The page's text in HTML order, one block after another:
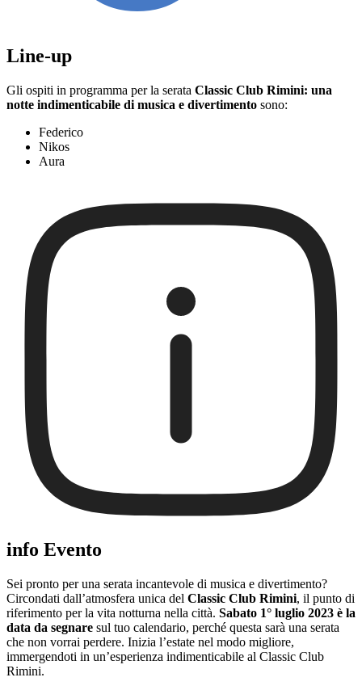
Line-up
Gli ospiti in programma per la serata Classic Club Rimini: una
notte indimenticabile di musica e divertimento sono:
Federico
Nikos
Aura
info Evento
Sei pronto per una serata incantevole di musica e divertimento?
Circondati dall’atmosfera unica del Classic Club Rimini, il punto di
riferimento per la vita notturna nella città. Sabato 1° luglio 2023 è la
data da segnare sul tuo calendario, perché questa sarà una serata
che non vorrai perdere. Inizia l’estate nel modo migliore,
immergendoti in un’esperienza indimenticabile al Classic Club
Rimini.